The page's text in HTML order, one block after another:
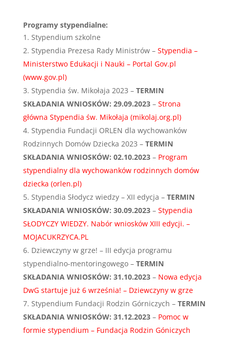
Programy stypendialne:
Stypendium szkolne
Stypendia Prezesa Rady Ministrów – Stypendia –
Ministerstwo Edukacji i Nauki – Portal Gov.pl
(www.gov.pl)
Stypendia św. Mikołaja 2023 – TERMIN
SKŁADANIA WNIOSKÓW: 29.09.2023 – Strona
główna Stypendia św. Mikołaja (mikolaj.org.pl)
Stypendia Fundacji ORLEN dla wychowanków
Rodzinnych Domów Dziecka 2023 – TERMIN
SKŁADANIA WNIOSKÓW: 02.10.2023 – Program
stypendialny dla wychowanków rodzinnych domów
dziecka (orlen.pl)
Stypendia Słodycz wiedzy – XII edycja – TERMIN
SKŁADANIA WNIOSKÓW: 30.09.2023 – Stypendia
SŁODYCZY WIEDZY. Nabór wniosków XIII edycji. –
MOJACUKRZYCA.PL
Dziewczyny w grze! – III edycja programu
stypendialno-mentoringowego – TERMIN
SKŁADANIA WNIOSKÓW: 31.10.2023– Nowa edycja
DwG startuje już 6 września! – Dziewczyny w grze
Stypendium Fundacji Rodzin Górniczych – TERMIN
SKŁADANIA WNIOSKÓW: 31.12.2023– Pomoc w
formie stypendium – Fundacja Rodzin Góniczych